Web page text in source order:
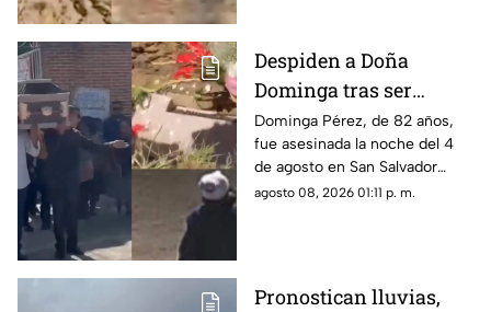
Despiden a Doña
Dominga tras ser
asesinada por 90 pesos
en Amozoc
Dominga Pérez, de 82 años,
fue asesinada la noche del 4
de agosto en San Salvador
Chachapa, Amozoc, Puebla,
agosto 08, 2026 01:11 p. m.
Pronostican lluvias,